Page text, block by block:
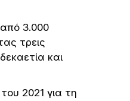
3.000
τρεις
και
2021 για τη